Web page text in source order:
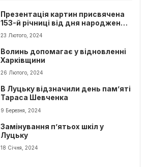
Презентація картин присвячена
153-й річниці від дня народження
Лесі Українки на Волині
23 Лютого, 2024
Волинь допомагає у відновленні
Харківщини
26 Лютого, 2024
В Луцьку відзначили день пам’яті
Тараса Шевченка
9 Березня, 2024
Замінування п’ятьох шкіл у
Луцьку
18 Січня, 2024